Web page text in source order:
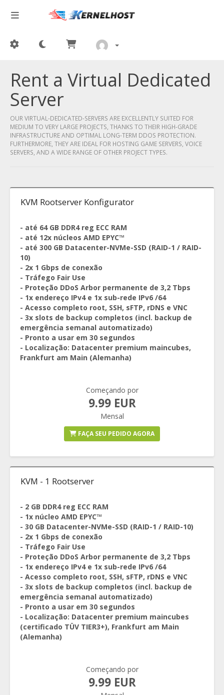
Rent a Virtual Dedicated
Server
OUR VIRTUAL-DEDICATED-SERVERS ARE EXCELLENTLY SUITED FOR
MEDIUM TO VERY LARGE PROJECTS, THANKS TO THEIR HIGH-GRADE
INFRASTRUCTURE AND OPTIMAL LONG-TERM DDOS PROTECTION.
FURTHERMORE, THEY ARE IDEAL FOR HOSTING GAME SERVERS, VOICE
SERVERS, AND A WIDE RANGE OF OTHER PROJECT TYPES.
KVM Rootserver Konfigurator
- até 64 GB DDR4 reg ECC RAM
- até 12x núcleos AMD EPYC™
- até 300 GB Datacenter-NVMe-SSD (RAID-1 / RAID-
10)
- 2x 1 Gbps de conexão
- Tráfego Fair Use
- Proteção DDoS Arbor permanente de 3,2 Tbps
- 1x endereço IPv4 e 1x sub-rede IPv6 /64
- Acesso completo root, SSH, sFTP, rDNS e VNC
- 3x slots de backup completos (incl. backup de
emergência semanal automatizado)
- Pronto a usar em 30 segundos
- Localização: Datacenter premium maincubes,
Frankfurt am Main (Alemanha)
Começando por
9.99 EUR
Mensal
FAÇA SEU PEDIDO AGORA
KVM - 1 Rootserver
- 2 GB DDR4 reg ECC RAM
- 1x núcleo AMD EPYC™
- 30 GB Datacenter-NVMe-SSD (RAID-1 / RAID-10)
- 2x 1 Gbps de conexão
- Tráfego Fair Use
- Proteção DDoS Arbor permanente de 3,2 Tbps
- 1x endereço IPv4 e 1x sub-rede IPv6 /64
- Acesso completo root, SSH, sFTP, rDNS e VNC
- 3x slots de backup completos (incl. backup de
emergência semanal automatizado)
- Pronto a usar em 30 segundos
- Localização: Datacenter premium maincubes
(certificado TÜV TIER3+), Frankfurt am Main
(Alemanha)
Começando por
9.99 EUR